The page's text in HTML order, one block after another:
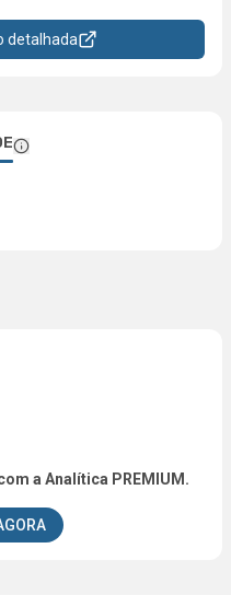
detalhada
a Analítica PREMIUM.